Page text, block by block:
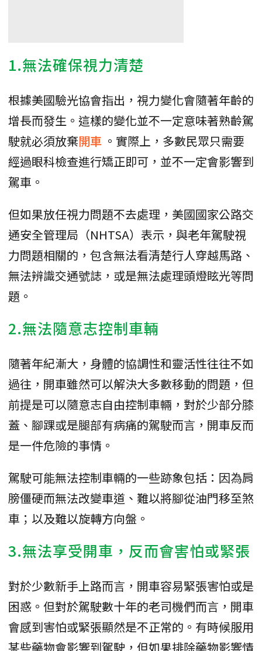
1.無法確保視力清楚
根據美國驗光協會指出，視力變化會隨著年齡的
增長而發生。這樣的變化並不一定意味著熟齡駕
駛就必須放棄開車 。實際上，多數民眾只需要
經過眼科檢查進行矯正即可，並不一定會影響到
駕車。
但如果放任視力問題不去處理，美國國家公路交
通安全管理局（NHTSA）表示，與老年駕駛視
力問題相關的，包含無法看清楚行人穿越馬路、
無法辨識交通號誌，或是無法處理頭燈眩光等問
題。
2.無法隨意志控制車輛
隨著年紀漸大，身體的協調性和靈活性往往不如
過往，開車雖然可以解決大多數移動的問題，但
前提是可以隨意志自由控制車輛，對於少部分膝
蓋、腳踝或是腿部有病痛的駕駛而言，開車反而
是一件危險的事情。
駕駛可能無法控制車輛的一些跡象包括：因為肩
膀僵硬而無法改變車道、難以將腳從油門移至煞
車；以及難以旋轉方向盤。
3.無法享受開車，反而會害怕或緊張
對於少數新手上路而言，開車容易緊張害怕或是
困惑。但對於駕駛數十年的老司機們而言，開車
會感到害怕或緊張顯然是不正常的。有時候服用
某些藥物會影響到駕駛，但如果排除藥物影響情